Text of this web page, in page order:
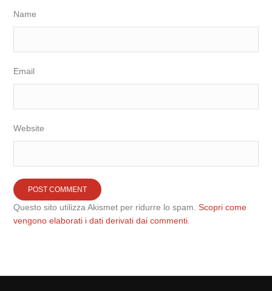
Name
Email
Website
Questo sito utilizza Akismet per ridurre lo spam.Scopri come
vengono elaborati i dati derivati dai commenti